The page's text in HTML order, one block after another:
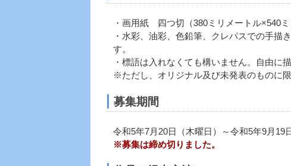
・画用紙 四つ切（380ミリメートル×540
・水彩、油彩、色鉛筆、クレパスでの手描
す。
・標語は入れなくても構いません。自由に
※ただし、オリジナル及び未発表のものに限
募集期間
令和5年7月20日（木曜日）～令和5年9月19
※募集は締め切りました。